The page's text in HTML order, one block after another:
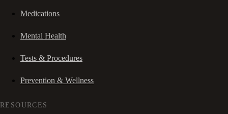
Medications
Mental Health
Tests & Procedures
Prevention & Wellness
RESOURCES